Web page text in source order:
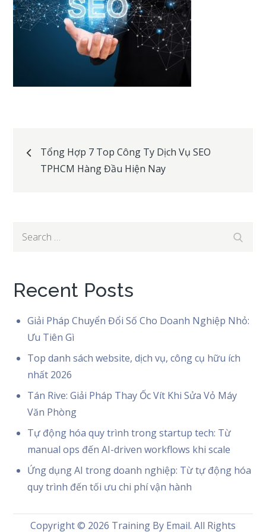
Post
Tổng Hợp 7 Top Công Ty Dịch Vụ SEO
TPHCM Hàng Đầu Hiện Nay
Search
Recent Posts
Giải Pháp Chuyển Đổi Số Cho Doanh Nghiệp Nhỏ:
Ưu Tiên Gì
Top danh sách website, dịch vụ, công cụ hữu ích
nhất 2026
Tán Rive: Giải Pháp Thay Ốc Vít Khi Sửa Vỏ Máy
Văn Phòng
Tự động hóa quy trình trong startup tech: Từ
manual ops đến AI-driven workflows khi scale
Ứng dụng AI trong doanh nghiệp: Từ tự động hóa
quy trình đến tối ưu chi phí vận hành
Copyright © 2026 Training By Email. All Rights